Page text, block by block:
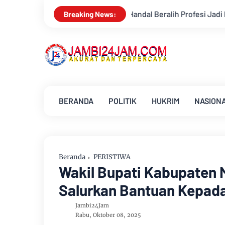
Breaking News:
Jadi Kontraktor Sukses Aroma Karhutla Mulai
BERANDA POLITIK HUKRIM
Beranda PERISTIWA
Wakil Bupati Kabupaten
Salurkan Bantuan
Jambi24Jam
Rabu, Oktober 08, 2025